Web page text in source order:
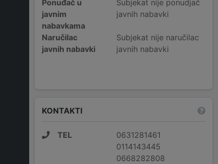
Ponuđač u
javnim
nabavkama
Subjekat nije ponudjač
javnih nabavki
Naručilac
javnih nabavki
Subjekat nije naručilac
javnih nabavki
KONTAKTI
TEL
0631281461
0114143445
0668282808